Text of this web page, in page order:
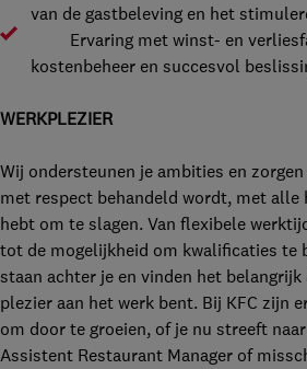
van de gastbeleving en het
Ervaring met winst- en
kostenbeheer en succesvol
WERKPLEZIER
Wij ondersteunen je ambities en
met respect behandeld wordt, met alle
hebt om te slagen. Van flexibele
tot de mogelijkheid om kwalificaties te
staan achter je en vinden het
plezier aan het werk bent. Bij KFC zijn
om door te groeien, of je nu streeft
Assistent Restaurant Manager of